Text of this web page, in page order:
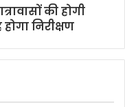
की होगी
निरीक्षण